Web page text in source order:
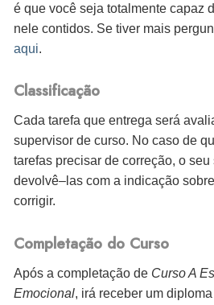
é que você seja totalmente capaz
nele contidos. Se tiver mais
aqui.
Classificação
Cada tarefa que entrega será
supervisor de curso. No caso de
tarefas precisar de correção, o seu
devolvê–las com a indicação
corrigir.
Completação do Curso
Após a completação de Curso A
Emocional, irá receber um